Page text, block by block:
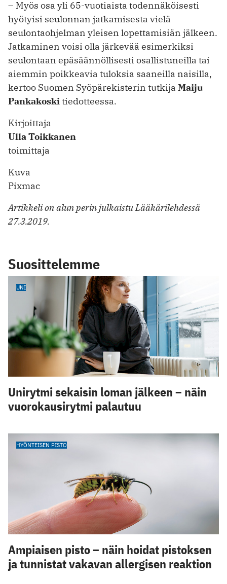
– Myös osa yli 65-vuotiaista todennäköisesti
hyötyisi seulonnan jatkamisesta vielä
seulontaohjelman yleisen lopettamisiän jälkeen.
Jatkaminen voisi olla järkevää esimerkiksi
seulontaan epäsäännöllisesti osallistuneilla tai
aiemmin poikkeavia tuloksia saaneilla naisilla,
kertoo Suomen Syöpärekisterin tutkija Maiju
Pankakoskitiedotteessa.
Kirjoittaja
Ulla Toikkanen
toimittaja
Kuva
Pixmac
Artikkeli on alun perin julkaistu Lääkärilehdessä
27.3.2019.
Suosittelemme
UNI
Unirytmi sekaisin loman jälkeen – näin
vuorokausirytmi palautuu
HYÖNTEISEN PISTO
Ampiaisen pisto – näin hoidat pistoksen
ja tunnistat vakavan allergisen reaktion